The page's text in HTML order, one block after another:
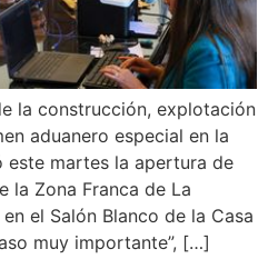
la construcción, explotación
aduanero especial en la
este martes la apertura de
la Zona Franca de La
el Salón Blanco de la Casa
muy importante”, […]